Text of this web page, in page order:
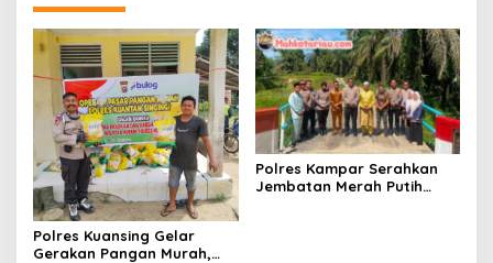
Polres Kuansing Gelar
Gerakan Pangan Murah,
Polres Kampar Serahkan
Jembatan Merah Putih